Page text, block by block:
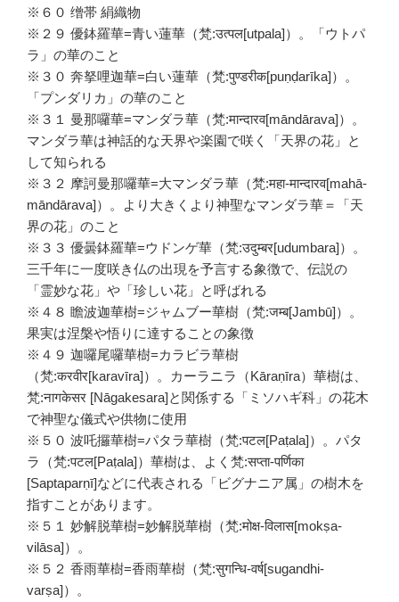
※６０ 缯帯 絹織物
※２９ 優鉢羅華=青い蓮華（梵:उत्पल[utpala]）。「ウトパ
ラ」の華のこと
※３０ 奔拏哩迦華=白い蓮華（梵:पुण्डरीक[puṇḍarīka]）。
「プンダリカ」の華のこと
※３１ 曼那囉華=マンダラ華（梵:मान्दारव[māndārava]）。
マンダラ華は神話的な天界や楽園で咲く「天界の花」と
して知られる
※３２ 摩訶曼那囉華=大マンダラ華（梵:महा-मान्दारव[mahā-
māndārava]）。より大きくより神聖なマンダラ華＝「天
界の花」のこと
※３３ 優曇鉢羅華=ウドンゲ華（梵:उदुम्बर[udumbara]）。
三千年に一度咲き仏の出現を予言する象徴で、伝説の
「霊妙な花」や「珍しい花」と呼ばれる
※４８ 瞻波迦華樹=ジャムブー華樹（梵:जम्ब[Jambū]）。
果実は涅槃や悟りに達することの象徴
※４９ 迦囉尾囉華樹=カラビラ華樹
（梵:करवीर[karavīra]）。カーラニラ（Kāraṇīra）華樹は、
梵:नागकेसर [Nāgakesara]と関係する「ミソハギ科」の花木
で神聖な儀式や供物に使用
※５０ 波吒攞華樹=パタラ華樹（梵:पटल[Paṭala]）。パタ
ラ（梵:पटल[Paṭala]）華樹は、よく梵:सप्ता-पर्णिका
[Saptaparṇī]などに代表される「ビグナニア属」の樹木を
指すことがあります。
※５１ 妙解脱華樹=妙解脱華樹（梵:मोक्ष-विलास[mokṣa-
vilāsa]）。
※５２ 香雨華樹=香雨華樹（梵:सुगन्धि-वर्ष[sugandhi-
varṣa]）。